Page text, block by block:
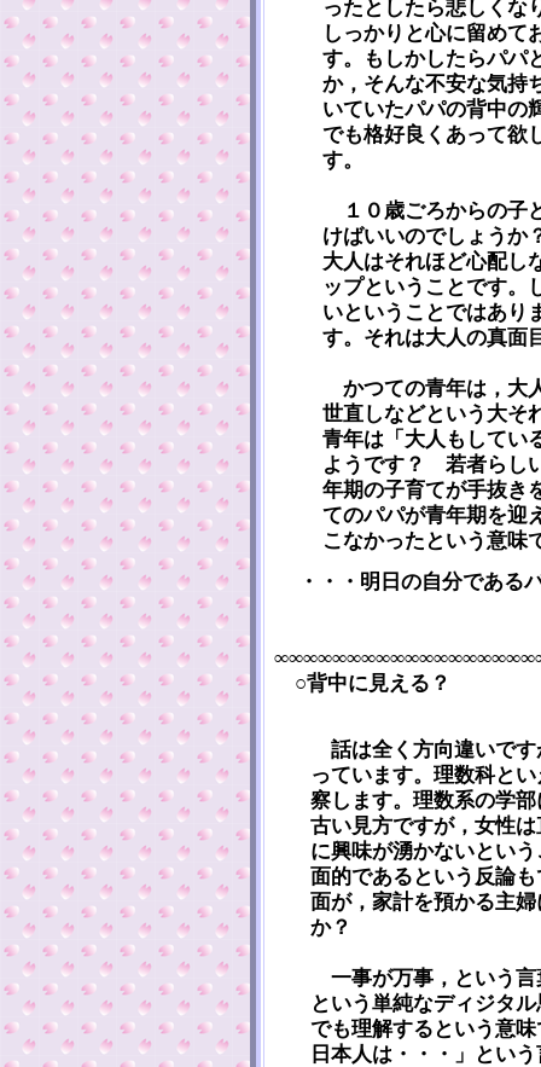
ったとしたら悲しくな
しっかりと心に留めて
す。もしかしたらパパ
か，そんな不安な気持
いていたパパの背中の
でも格好良くあって欲
す。
１０歳ごろからの子
けばいいのでしょう
大人はそれほど心配し
ップということです。
いということではあり
す。それは大人の真面
かつての青年は，大
世直しなどという大そ
青年は「大人もしてい
ようです？ 若者らし
年期の子育てが手抜き
てのパパが青年期を迎
こなかったという意味
・・・明日の自分である
○背中に見える？
話は全く方向違いです
っています。理数科と
察します。理数系の学
古い見方ですが，女性
に興味が湧かないとい
面的であるという反論
面が，家計を預かる主
か？
一事が万事，という言
という単純なディジタ
でも理解するという意
日本人は・・・」とい